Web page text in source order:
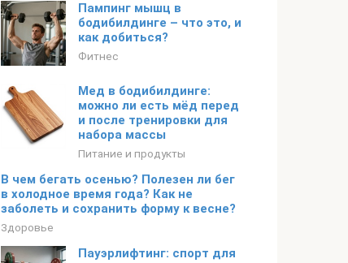
Пампинг мышц в
бодибилдинге – что это, и
как добиться?
Фитнес
Мед в бодибилдинге:
можно ли есть мёд перед
и после тренировки для
набора массы
Питание и продукты
В чем бегать осенью? Полезен ли бег
в холодное время года? Как не
заболеть и сохранить форму к весне?
Здоровье
Пауэрлифтинг: спорт для